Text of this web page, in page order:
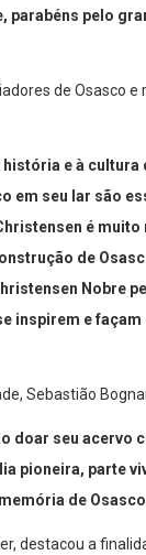
parabéns pelo
de Osasco
e à
em seu lar são
é
de
Nobre
inspirem e
Sebastião
doar seu
pioneira, parte
de
destacou a